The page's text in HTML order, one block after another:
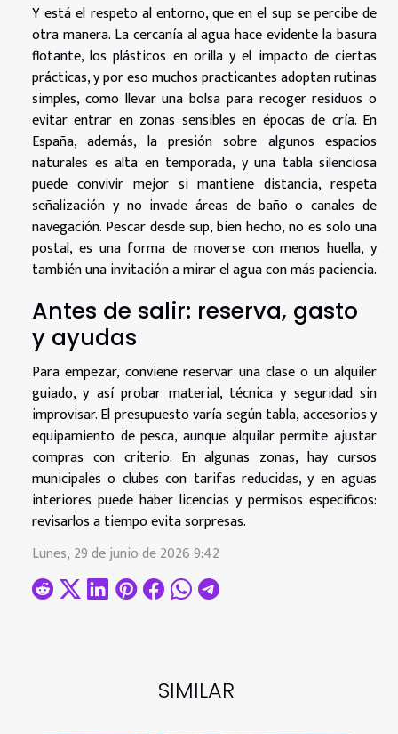
SIMILAR
Y está el respeto al entorno, que en el sup se percibe de
otra manera. La cercanía al agua hace evidente la basura
flotante, los plásticos en orilla y el impacto de ciertas
prácticas, y por eso muchos practicantes adoptan rutinas
simples, como llevar una bolsa para recoger residuos o
evitar entrar en zonas sensibles en épocas de cría. En
España, además, la presión sobre algunos espacios
naturales es alta en temporada, y una tabla silenciosa
puede convivir mejor si mantiene distancia, respeta
señalización y no invade áreas de baño o canales de
navegación. Pescar desde sup, bien hecho, no es solo una
postal, es una forma de moverse con menos huella, y
también una invitación a mirar el agua con más paciencia.
Antes de salir: reserva, gasto
y ayudas
Para empezar, conviene reservar una clase o un alquiler
guiado, y así probar material, técnica y seguridad sin
improvisar. El presupuesto varía según tabla, accesorios y
equipamiento de pesca, aunque alquilar permite ajustar
compras con criterio. En algunas zonas, hay cursos
municipales o clubes con tarifas reducidas, y en aguas
interiores puede haber licencias y permisos específicos:
revisarlos a tiempo evita sorpresas.
Lunes, 29 de junio de 2026 9:42